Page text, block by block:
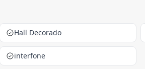
Hall Decorado
interfone